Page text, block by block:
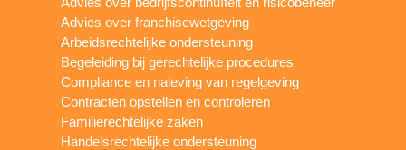
Advies over franchisewetgeving
Arbeidsrechtelijke ondersteuning
Begeleiding bij gerechtelijke procedures
Compliance en naleving van regelgeving
Contracten opstellen en controleren
Familierechtelijke zaken
Handelsrechtelijke ondersteuning